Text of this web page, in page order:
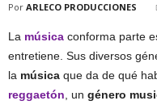
Por ARLECO PRODUCCIONES
La música conforma parte
entretiene. Sus diversos
la música que da de qué
reggaetón , un género